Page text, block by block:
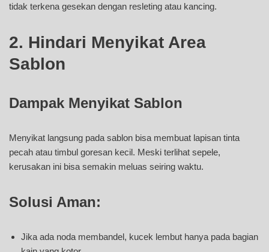
tidak terkena gesekan dengan resleting atau kancing.
2. Hindari Menyikat Area
Sablon
Dampak Menyikat Sablon
Menyikat langsung pada sablon bisa membuat lapisan tinta
pecah atau timbul goresan kecil. Meski terlihat sepele,
kerusakan ini bisa semakin meluas seiring waktu.
Solusi Aman:
Jika ada noda membandel, kucek lembut hanya pada bagian